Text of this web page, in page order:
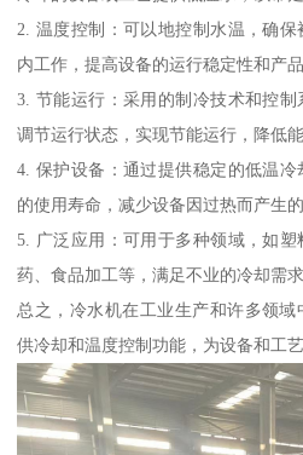
2. 温度控制：可以地控制水温，确
内工作，提高设备的运行稳定性和产品
3. 节能运行：采用的制冷技术和控
调节运行状态，实现节能运行，降低能
4. 保护设备：通过提供稳定的低温
的使用寿命，减少设备因过热而产生的
5. 广泛应用：可用于多种领域，如
药、食品加工等，满足不业的冷却需求
总之，冷水机在工业生产和许多领
供冷却和温度控制功能，为设备和工